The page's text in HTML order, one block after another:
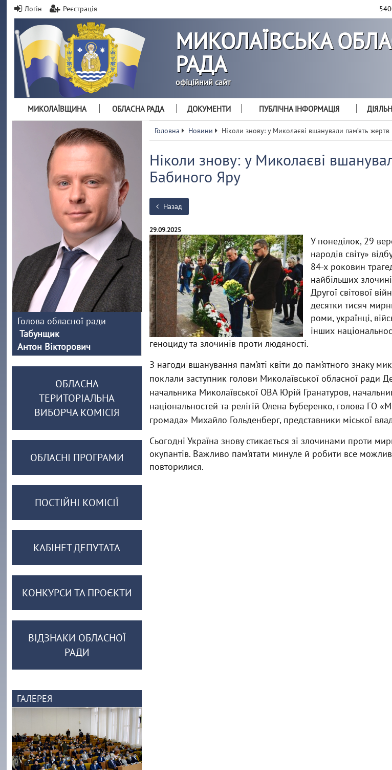
Логін Реєстрація
МИКОЛАЇВСЬКА
РАДА
офіційний сайт
МИКОЛАЇВЩИНА ОБЛАСНА РАДА ДОКУМЕНТИ ПУБЛІЧНА ІНФОРМАЦІЯ
Головна Новини Ніколи знову: у Миколаєві вшанували пам’ять
Ніколи знову: у Миколаєві
Бабиного Яру
Назад
29.09.2025
У понеділок, 29
народів світу»
84-х роковин
найбільших
Другої світової
десятки тисяч
роми, українці,
інших
геноциду та злочинів проти людяності.
З нагоди вшанування пам’яті квіти до пам’ятного знаку
поклали заступник голови Миколаївської обласної ради
начальника Миколаївської ОВА Юрій Гранатуров,
національностей та релігій Олена Буберенко, голова ГО
громада» Михайло Гольденберг, представники міської
Сьогодні Україна знову стикається зі злочинами проти
окупантів. Важливо пам’ятати минуле й робити все
повторилися.
Голова обласної ради
Табунщик
Антон Вікторович
ОБЛАСНА
ТЕРИТОРІАЛЬНА
ВИБОРЧА КОМІСІЯ
ОБЛАСНІ ПРОГРАМИ
ПОСТІЙНІ КОМІСІЇ
КАБІНЕТ ДЕПУТАТА
КОНКУРСИ ТА ПРОЄКТИ
ВІДЗНАКИ ОБЛАСНОЇ
РАДИ
ГАЛЕРЕЯ